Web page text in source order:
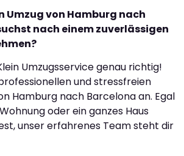
Umzug von Hamburg nach
nach einem zuverlässigen
Umzugsservice genau richtig!
und stressfreien
Hamburg nach Barcelona an. Egal
oder ein ganzes Haus
unser erfahrenes Team steht dir